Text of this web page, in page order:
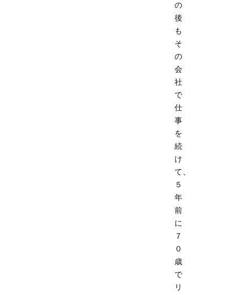
の
後
も
そ
の
会
社
で
仕
事
を
続
け
て、
５
年
前
に
７
０
歳
で
リ